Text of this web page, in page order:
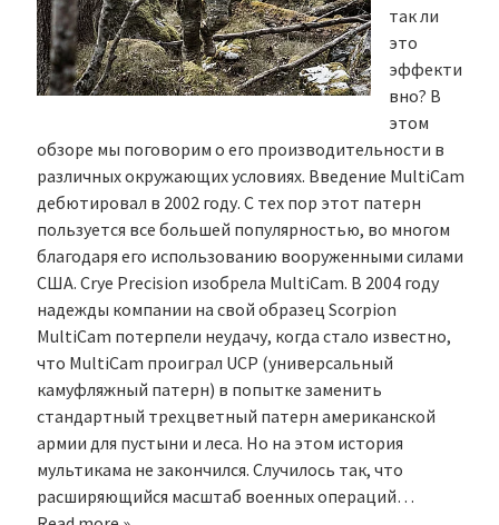
так ли
это
эффекти
вно? В
этом
обзоре мы поговорим о его производительности в
различных окружающих условиях. Введение MultiCam
дебютировал в 2002 году. С тех пор этот патерн
пользуется все большей популярностью, во многом
благодаря его использованию вооруженными силами
США. Crye Precision изобрела MultiCam. В 2004 году
надежды компании на свой образец Scorpion
MultiCam потерпели неудачу, когда стало известно,
что MultiCam проиграл UCP (универсальный
камуфляжный патерн) в попытке заменить
стандартный трехцветный патерн американской
армии для пустыни и леса. Но на этом история
мультикама не закончился. Случилось так, что
расширяющийся масштаб военных операций…